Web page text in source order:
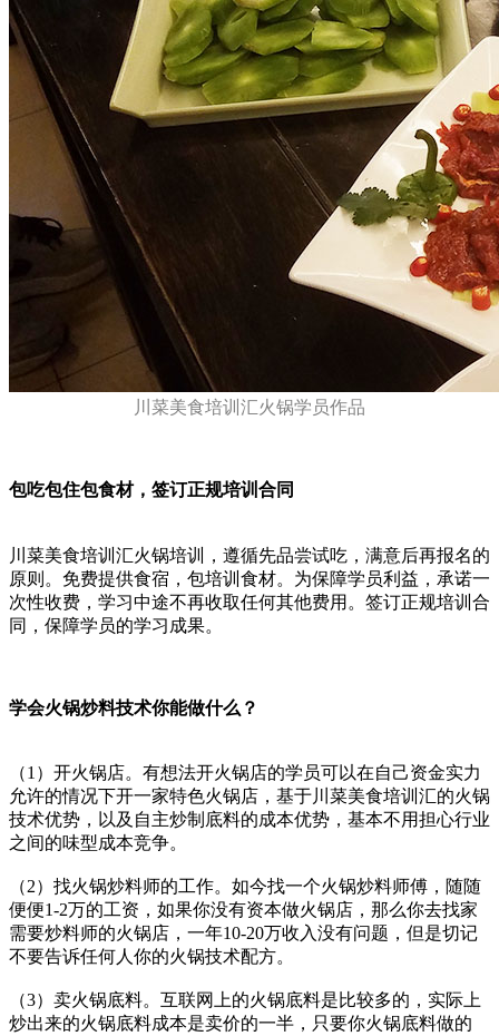
川菜美食培训汇火锅学员作品
包吃包住包食材，签订正规培训合同
川菜美食培训汇火锅培训，遵循先品尝试吃，满意后再报名的
原则。免费提供食宿，包培训食材。为保障学员利益，承诺一
次性收费，学习中途不再收取任何其他费用。签订正规培训合
同，保障学员的学习成果。
学会火锅炒料技术你能做什么？
（1）开火锅店。有想法开火锅店的学员可以在自己资金实力
允许的情况下开一家特色火锅店，基于川菜美食培训汇的火锅
技术优势，以及自主炒制底料的成本优势，基本不用担心行业
之间的味型成本竞争。
（2）找火锅炒料师的工作。如今找一个火锅炒料师傅，随随
便便1-2万的工资，如果你没有资本做火锅店，那么你去找家
需要炒料师的火锅店，一年10-20万收入没有问题，但是切记
不要告诉任何人你的火锅技术配方。
（3）卖火锅底料。互联网上的火锅底料是比较多的，实际上
炒出来的火锅底料成本是卖价的一半，只要你火锅底料做的